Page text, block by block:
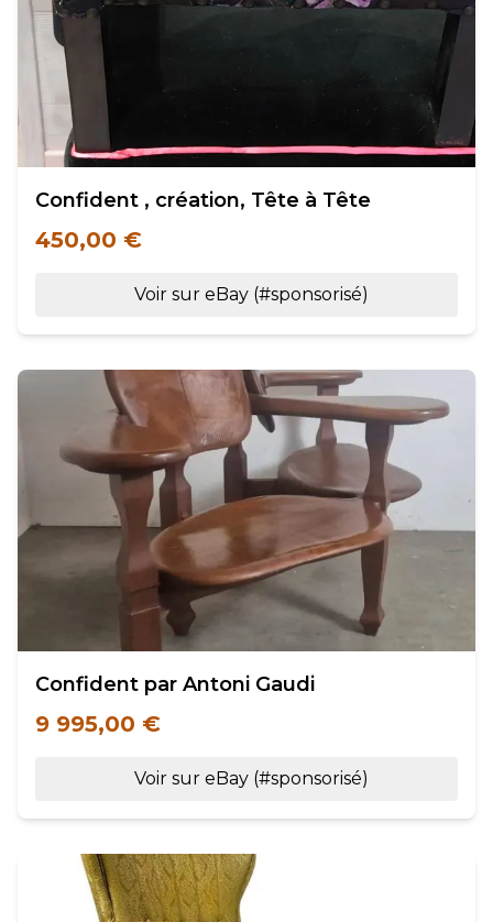
Confident , création, Tête à Tête
450,00 €
Voir sur eBay (#sponsorisé)
Confident par Antoni Gaudi
9 995,00 €
Voir sur eBay (#sponsorisé)